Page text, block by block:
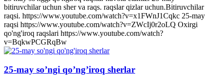
bitiruvchilar uchun sher va raqs. raqslar qizlar uchun.Bitiruvchilar
raqsi. https://www.youtube.com/watch?v=x1FWnJ1Cqkc 25-may
raqsi https://www.youtube.com/watch?v=ZWcIj0r2oLQ Oxirgi
qo'ng'iroq raqslari https://www.youtube.com/watch?
v=BqkwPCGRqBw
25-may so’ngi qo’ng’iroq sherlar